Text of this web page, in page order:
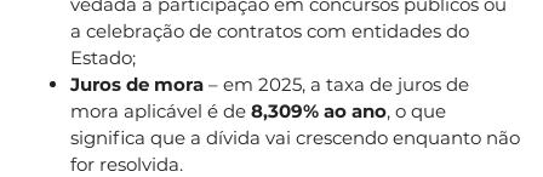
a celebração de contratos com entidades do
Estado;
Juros de mora – em 2025, a taxa de juros de
mora aplicável é de 8,309% ao ano, o que
significa que a dívida vai crescendo enquanto não
for resolvida.